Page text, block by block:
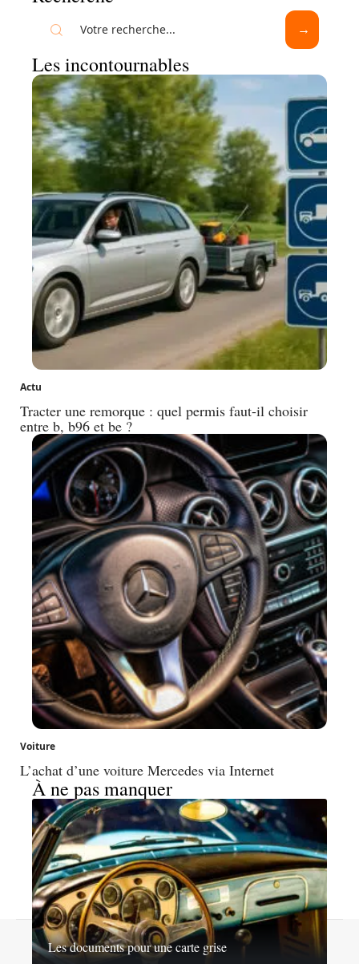
Les incontournables
Actu
Tracter une remorque : quel permis faut-il choisir
entre b, b96 et be ?
Voiture
L’achat d’une voiture Mercedes via Internet
À ne pas manquer
Les documents pour une carte grise
Contact Mentions légales Sitemap